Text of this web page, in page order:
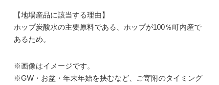
【地場産品に該当する理由】
ホップ炭酸水の主要原料である、ホップが100％町内産で
あるため。
※画像はイメージです。
※GW・お盆・年末年始を挟むなど、ご寄附のタイミング